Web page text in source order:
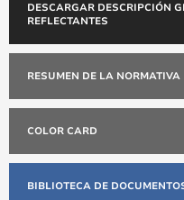
DESCARGAR DESCRIPCIÓN
REFLECTANTES
RESUMEN DE LA NORMATIVA
COLOR CARD
BIBLIOTECA DE